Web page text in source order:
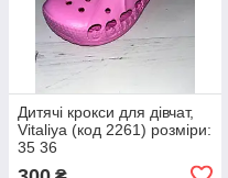
Дитячі крокси для дівчат,
Vitaliya (код 2261) розміри:
35 36